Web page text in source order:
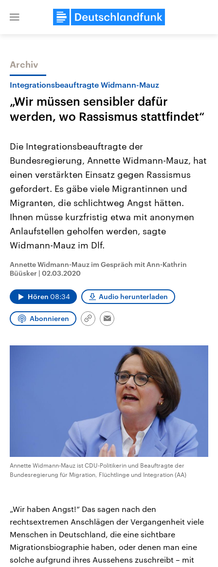
Close
Themen
Landtagswahl Sachsen-Anhalt
2026
Alle Informationen
Sachsen-Anhalt wählt am 6.
September 2026 einen neuen
Landtag. Seit 2021 wird das
Bundesland von einer Koalition aus
Umfragen, Prognosen,
Wahlprogramme, aktuelle Berichte
und Hintergründe zu den Parteien
Wahl.
Aktuelle Beiträge,
Hintergründe
Wirtschaftlich und
gehören die Vereinigten
den mächtigsten Ländern
mit großem Einfluss auf
aktuelle Weltgeschehen.
Sendungen Programm
Audio-Archiv
Archiv
Integrationsbeauftragte Widmann-Mauz
„Wir müssen sensibler dafür
werden, wo Rassismus stattfindet“
Die Integrationsbeauftragte der
Bundesregierung, Annette Widmann-Mauz, hat
einen verstärkten Einsatz gegen Rassismus
gefordert. Es gäbe viele Migrantinnen und
Migranten, die schlichtweg Angst hätten.
Ihnen müsse kurzfristig etwa mit anonymen
Anlaufstellen geholfen werden, sagte
Widmann-Mauz im Dlf.
Annette Widmann-Mauz im Gespräch mit Ann-Kathrin
Büüsker | 02.03.2020
Hören 08:34 Audio herunterladen
Abonnieren
Link
Email
Annette Widmann-Mauz ist CDU-Politikerin und Beauftragte der
Bundesregierung für Migration, Flüchtlinge und Integration (AA)
„Wir haben Angst!“ Das sagen nach den
rechtsextremen Anschlägen der Vergangenheit viele
Menschen in Deutschland, die eine sichtbare
Migrationsbiographie haben, oder denen man eine
solche aufgrund ihres Aussehens zuschreibt – mit